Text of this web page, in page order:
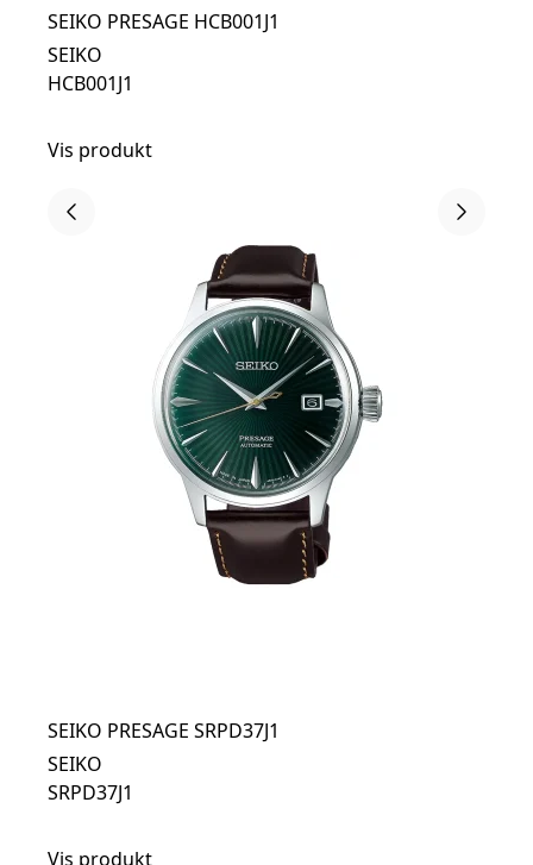
SEIKO PRESAGE HCB001J1
SEIKO
HCB001J1
Vis produkt
SEIKO PRESAGE SRPD37J1
SEIKO
SRPD37J1
Vis produkt